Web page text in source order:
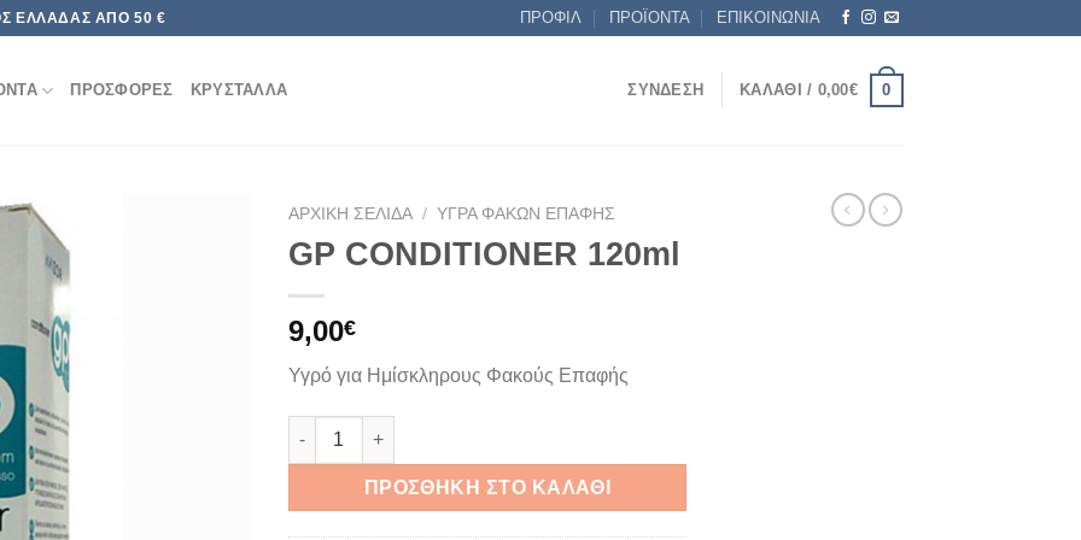
ΕΛΛΆΔΑΣ ΑΠΌ 50 € ΠΡΟΦΙΛ ΠΡΟΪΟΝΤΑ ΕΠΙΚΟΙΝΩΝΙΑ
ΠΡΟΣΦΟΡΕΣ ΚΡΥΣΤΑΛΛΑ ΣΎΝΔΕΣΗ ΚΑΛΆΘΙ / 0,00€ 0
ΑΡΧΙΚΉ ΣΕΛΊΔΑ / ΥΓΡΆ ΦΑΚΏΝ ΕΠΑΦΉΣ
GP CONDITIONER 120ml
9,00€
Υγρό για Ημίσκληρους Φακούς Επαφής
GP CONDITIONER 120ml ποσότητα
ΠΡΟΣΘΉΚΗ ΣΤΟ ΚΑΛΆΘΙ